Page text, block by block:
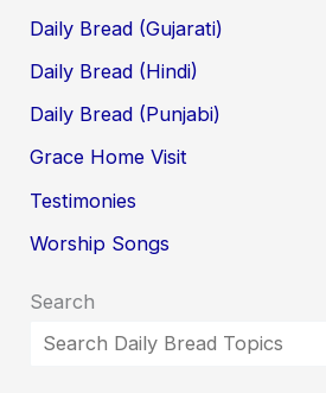
Daily Bread (Gujarati)
Daily Bread (Hindi)
Daily Bread (Punjabi)
Grace Home Visit
Testimonies
Worship Songs
Search